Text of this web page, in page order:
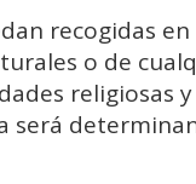
recogidas
o de
religiosas
será